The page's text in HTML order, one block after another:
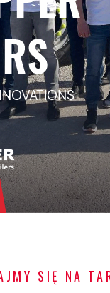
SIĘ NA